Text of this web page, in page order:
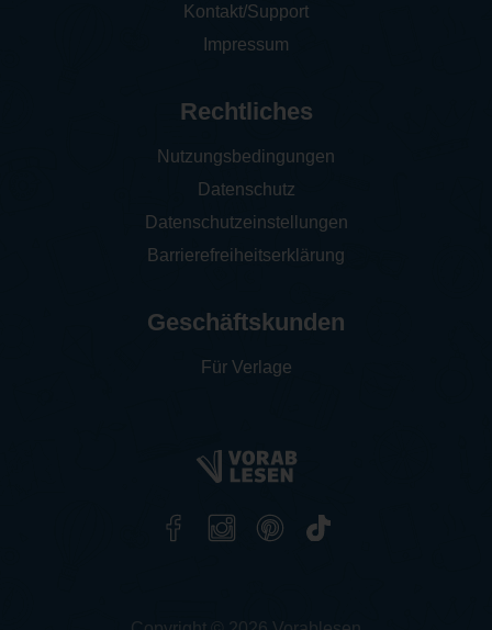
Kontakt/Support
Impressum
Rechtliches
Nutzungsbedingungen
Datenschutz
Datenschutzeinstellungen
Barrierefreiheitserklärung
Geschäftskunden
Für Verlage